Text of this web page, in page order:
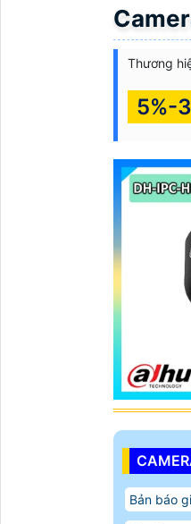
Thương
5%-
Bản báo